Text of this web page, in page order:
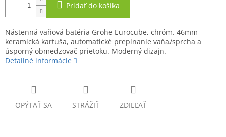
Pridať do košíka
Nástenná vaňová batéria Grohe Eurocube, chróm. 46mm
keramická kartuša, automatické prepínanie vaňa/sprcha a
úsporný obmedzovač prietoku. Moderný dizajn.
Detailné informácie
OPÝTAŤ SA STRÁŽIŤ ZDIEĽAŤ